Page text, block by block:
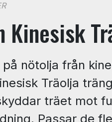
Kinesisk
på nötolja från
Träolja
träet mot
Passar de